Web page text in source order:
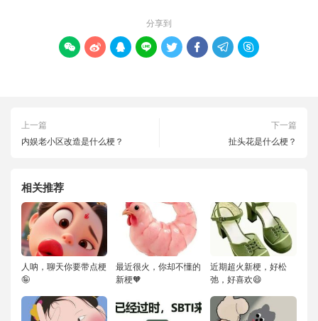
分享到
       
上一篇
内娱老小区改造是什么梗？
下一篇
扯头花是什么梗？
相关推荐
人呐，聊天你要带点梗
🤪
最近很火，你却不懂的
新梗🧡
近期超火新梗，好松
弛，好喜欢😄